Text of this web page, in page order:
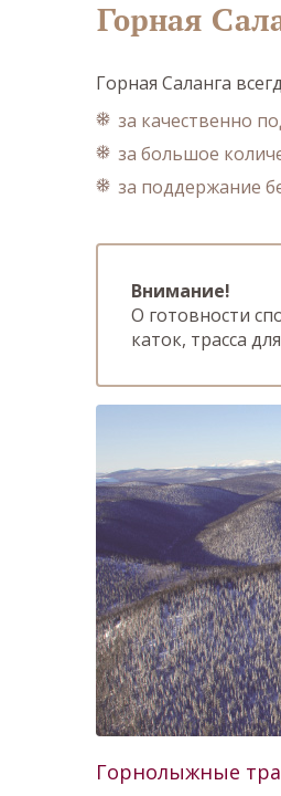
Горная
Горная Саланга
за качественно
за большое
за поддержание
Внимание!
О готовности
каток, трасса
Горнолыжные